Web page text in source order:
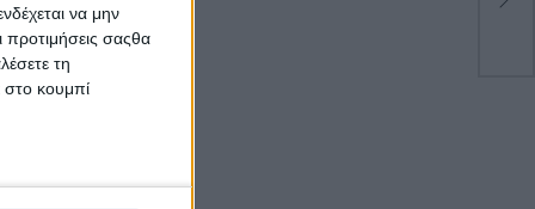
να μην
προτιμήσεις σαςθα
τη
στο κουμπί